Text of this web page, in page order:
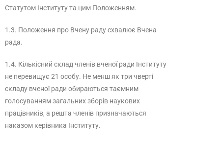
Статутом Інституту та цим Положенням.
1.3. Положення про Вчену раду схвалює Вчена
рада.
1.4. Кількісний склад членів вченої ради Інституту
не перевищує 21 особу. Не менш як три чверті
складу вченої ради обираються таємним
голосуванням загальних зборів наукових
працівників, а решта членів призначаються
наказом керівника Інституту.